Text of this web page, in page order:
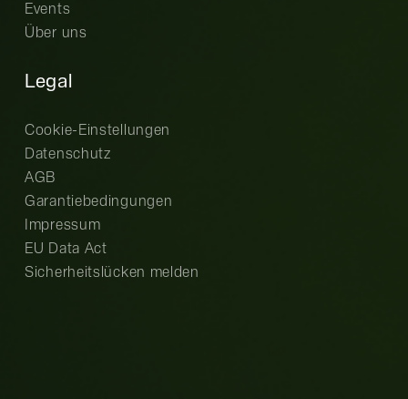
Events
Über uns
Legal
Cookie-Einstellungen
Datenschutz
AGB
Garantiebedingungen
Impressum
EU Data Act
Sicherheitslücken melden